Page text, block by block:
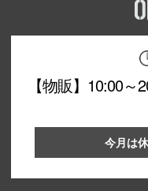
【物販】10:00
今月は